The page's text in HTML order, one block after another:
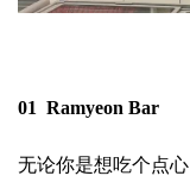
01 Ramyeon Bar
无论你是想吃个点